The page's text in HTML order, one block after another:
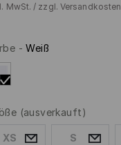
MwSt. / zzgl. Versandkosten
-Weiß
(ausverkauft)
XS S